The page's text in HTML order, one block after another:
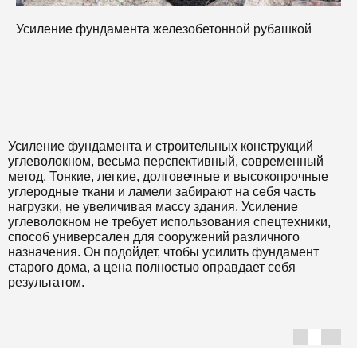
Усиление фундамента железобетонной рубашкой
Усиление фундамента и строительных конструкций
углеволокном, весьма перспективный, современный
метод. Тонкие, легкие, долговечные и высокопрочные
углеродные ткани и ламели забирают на себя часть
нагрузки, не увеличивая массу здания. Усиление
углеволокном не требует использования спецтехники,
способ универсален для сооружений различного
назначения. Он подойдет, чтобы усилить фундамент
старого дома, а цена полностью оправдает себя
результатом.